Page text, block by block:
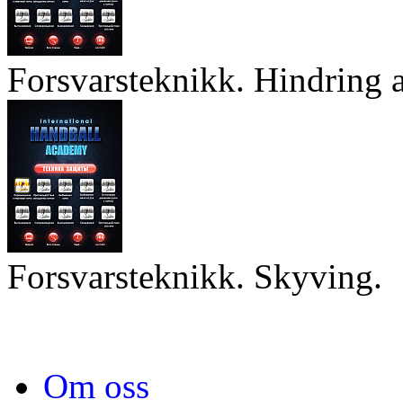
Forsvarsteknikk. Hindring
Forsvarsteknikk. Skyving.
Om oss